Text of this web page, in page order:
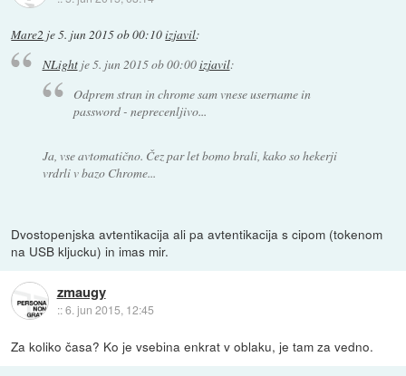
Mare2 je5. jun 2015 ob 00:10izjavil:
NLightje5. jun 2015 ob 00:00izjavil:
Odprem stran in chrome sam vnese username in
password - neprecenljivo...
Ja, vse avtomatično. Čez par let bomo brali, kako so hekerji
vrdrli v bazo Chrome...
Dvostopenjska avtentikacija ali pa avtentikacija s cipom (tokenom
na USB kljucku) in imas mir.
zmaugy
::6. jun 2015, 12:45
Za koliko časa? Ko je vsebina enkrat v oblaku, je tam za vedno.